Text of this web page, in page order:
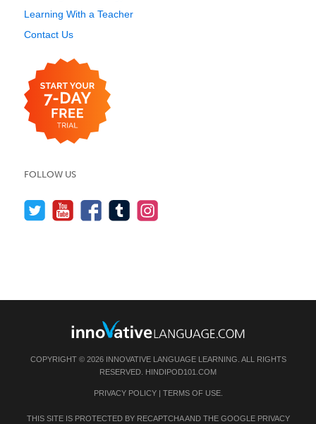
Learning With a Teacher
Contact Us
FOLLOW US
COPYRIGHT © 2026 INNOVATIVE LANGUAGE LEARNING. ALL RIGHTS
RESERVED. HINDIPOD101.COM
PRIVACY POLICY| TERMS OF USE.
THIS SITE IS PROTECTED BY RECAPTCHA AND THE GOOGLE PRIVACY